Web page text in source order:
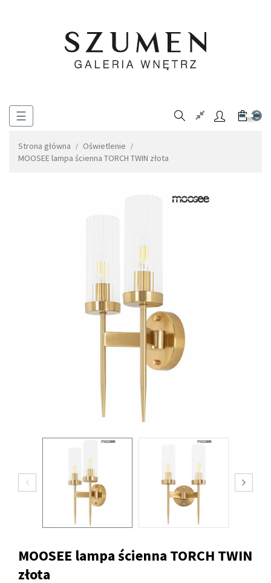
Toggle
☰ 0
Strona główna
Oświetlenie
MOOSEE lampa ścienna TORCH TWIN złota
MOOSEE lampa ścienna TORCH TWIN
złota